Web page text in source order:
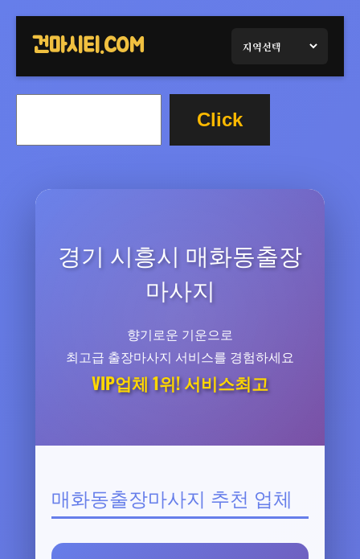
가
건마시티.COM
Click
경기 시흥시 매화동출장
마사지
향기로운 기운으로
최고급 출장마사지 서비스를 경험하세요
VIP업체 1위! 서비스최고
매화동출장마사지 추천 업체